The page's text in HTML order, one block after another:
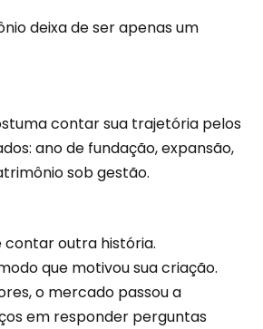
deixa de ser apenas um
contar sua trajetória pelos
ano de fundação, expansão,
sob gestão.
outra história.
que motivou sua criação.
o mercado passou a
em responder perguntas